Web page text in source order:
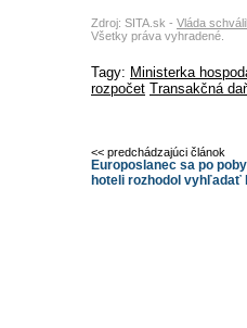
Zdroj: SITA.sk - Vláda
Všetky práva vyhradené.
Tagy: Ministerka
rozpočet Transakčná
<< predchádzajúci článok
Europoslanec sa po
hoteli rozhodol vyhľadať